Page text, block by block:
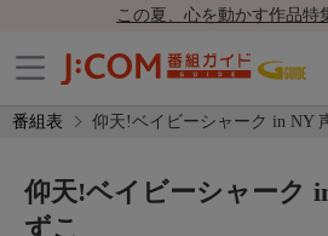
この夏、心を動かす作品特
番組表 仰天!ベイビーシャーク in NY
仰天!ベイビーシャーク
ずこ